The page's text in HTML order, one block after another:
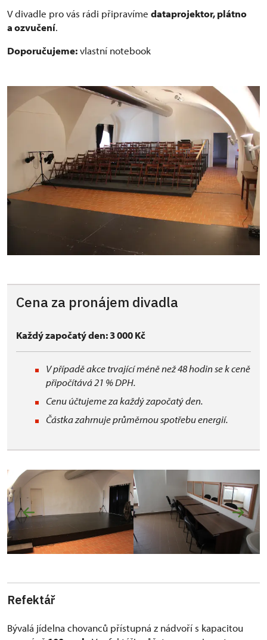
V divadle pro vás rádi připravíme dataprojektor, plátno
a ozvučení.
Doporučujeme:vlastní notebook
Cena za pronájem divadla
Každý započatý den: 3 000 Kč
V případě akce trvající méně než 48 hodin se k ceně
připočítává 21 % DPH.
Cenu účtujeme za každý započatý den.
Částka zahrnuje průměrnou spotřebu energií.
Refektář
Bývalá jídelna chovanců přístupná z nádvoří s kapacitou